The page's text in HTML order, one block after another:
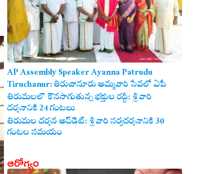
AP Assembly Speaker Ayanna Patrudu
Tiruchanur: తిరుచానూరు అమ్మవారి సేవలో ఏపీ
అసెంబ్లీ స్పీకర్.. కుటుంబ సమేతంగా దర్శించుకున్న
అయ్యన్నపాత్రుడు!
తిరుమలలో కొనసాగుతున్న భక్తుల రద్దీ: శ్రీవారి
దర్శనానికి 24 గంటలు
తిరుమల దర్శన అప్‌డేట్: శ్రీవారి సర్వదర్శనానికి 30
గంటల సమయం
ఆరోగ్యం